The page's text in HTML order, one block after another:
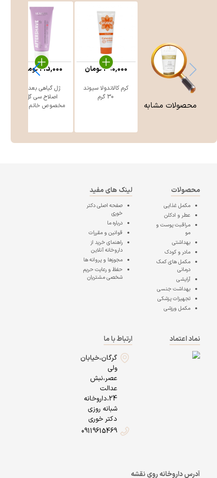
محصولات مشابه
کرم کالاندولا سیوند
30 گرم
390,000تومان
ژل گیاهی بعد از
اصلاح سی گل
مخصوص خانم ه ...
215,000تومان
محصولات
مکمل غذایی
عطر و ادکلن
مراقبت پوست و
مو
بهداشتی
مادر و کودک
مکمل های کمک
درمانی
آرایشی
بهداشت جنسی
تجهیزات پزشکی
مکمل ورزشی
لینک های مفید
صفحه اصلیدکتر
خوری
درباره ما
قوانین و مقررات
راهنمای خرید از
داروخانه آنلاین
مجوزها و پروانه ها
حفظ و رعایت حریم
شخصی مشتریان
نماد اعتماد
ارتباط با ما
گرگان،خیابان
ولی
عصر،نبش
عدالت
24،داروخانه
شبانه روزی
دکتر خوری
09119615469
آدرس داروخانه روی نقشه